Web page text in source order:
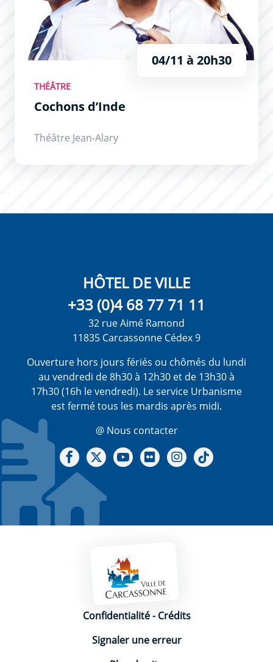
04/11 à 20h30
THÉÂTRE
Cochons d’Inde
Théâtre Jean-Alary
HÔTEL DE VILLE
+33 (0)4 68 77 71 11
32 rue Aimé Ramond
11835 Carcassonne Cédex 9
Ouverture hors jours fériés ou chômés du lundi
au vendredi de 8h30 à 12h30 et de 13h30 à
17h30 (16h le vendredi). Le service Urbanisme
est fermé tous les mardis après midi.
@ Nous contacter
Notre Facebook
Notre X - (twitter)
Notre chaine Youtube
Notre Gallerie sur Flickr
Notre Instagram
Mentions légales
Confidentialité-Crédits
Signaler une erreur